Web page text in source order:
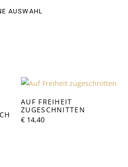
AUSWAHL
AUF FREIHEIT
ZUGESCHNITTEN
€ 14,40